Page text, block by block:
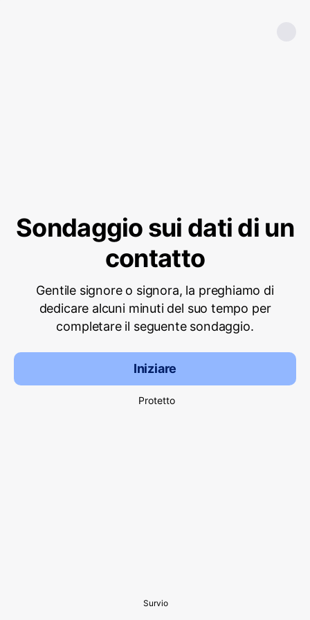
Sondaggio sui dati di un
contatto
Gentile signore o signora, la preghiamo di
dedicare alcuni minuti del suo tempo per
completare il seguente sondaggio.
Iniziare
Protetto
Survio